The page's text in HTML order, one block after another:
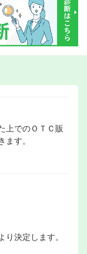
上でのＯＴＣ販
す。
決定します。